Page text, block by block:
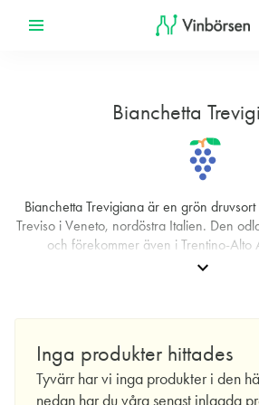
Bianchetta
Bianchetta Trevigiana är en grön
Treviso i Veneto, nordöstra Italien. Den
och förekommer även i
traditionella vinodling har druvan
den användbar för att ge fräschör och
den historiskt använts just för detta
blandningar och bidrar till en
expand_more
Inga produkter hittades
Tyvärr har vi inga produkter i den
nedan har du våra senast inlagda